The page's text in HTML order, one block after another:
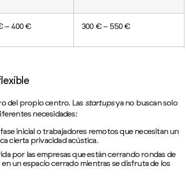
– 400 € 300 € – 550 €
del propio centro. Las startupsya no buscan solo
necesidades:
inicial o trabajadores remotos que necesitan un
cierta privacidad acústica.
por las empresas que están cerrando rondas de
un espacio cerrado mientras se disfruta de los